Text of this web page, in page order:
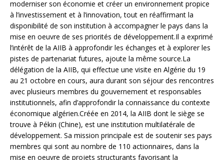
moderniser son économie et créer un environnement propice
à l’investissement et à l’innovation, tout en réaffirmant la
disponibilité de son institution à accompagner le pays dans la
mise en oeuvre de ses priorités de développement.Il a exprimé
l’intérêt de la AIIB à approfondir les échanges et à explorer les
pistes de partenariat futures, ajoute la même source.La
délégation de la AIIB, qui effectue une visite en Algérie du 19
au 21 octobre en cours, aura durant son séjour des rencontres
avec plusieurs membres du gouvernement et responsables
institutionnels, afin d’approfondir la connaissance du contexte
économique algérien.Créée en 2014, la AIIB dont le siège se
trouve à Pékin (Chine), est une institution multilatérale de
développement. Sa mission principale est de soutenir ses pays
membres qui sont au nombre de 110 actionnaires, dans la
mise en oeuvre de projets structurants favorisant la